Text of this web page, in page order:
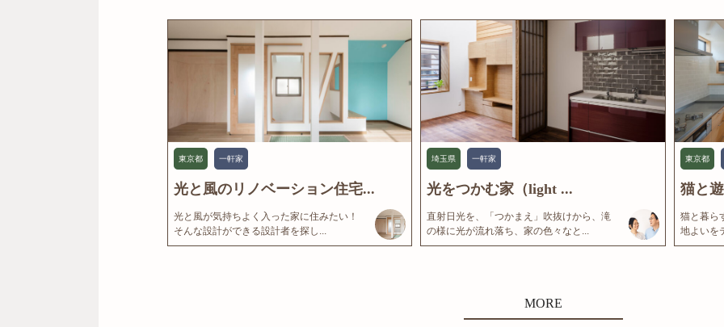
東京都 一軒家
光と風のリノベーション住宅...
光と風が気持ちよく入った家に住みたい！
そんな設計ができる設計者を探し...
埼玉県 一軒家
光をつかむ家（light ...
直射日光を、「つかまえ」吹抜けから、滝
の様に光が流れ落ち、家の色々なと...
東京都
猫と
猫と暮ら
地よいを
MORE